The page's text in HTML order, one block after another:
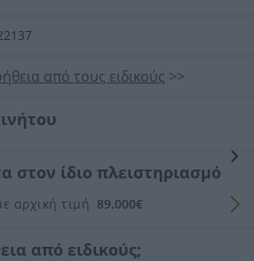
από τους ειδικούς >>
στον ίδιο πλειστηριασμό
αρχική τιμή 89.000€
από ειδικούς;